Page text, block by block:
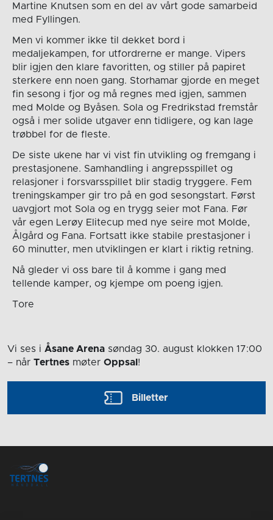
Martine Knutsen som en del av vårt gode samarbeid
med Fyllingen.
Men vi kommer ikke til dekket bord i
medaljekampen, for utfordrerne er mange. Vipers
blir igjen den klare favoritten, og stiller på papiret
sterkere enn noen gang. Storhamar gjorde en meget
fin sesong i fjor og må regnes med igjen, sammen
med Molde og Byåsen. Sola og Fredrikstad fremstår
også i mer solide utgaver enn tidligere, og kan lage
trøbbel for de fleste.
De siste ukene har vi vist fin utvikling og fremgang i
prestasjonene. Samhandling i angrepsspillet og
relasjoner i forsvarsspillet blir stadig tryggere. Fem
treningskamper gir tro på en god sesongstart. Først
uavgjort mot Sola og en trygg seier mot Fana. Før
vår egen Lerøy Elitecup med nye seire mot Molde,
Ålgård og Fana. Fortsatt ikke stabile prestasjoner i
60 minutter, men utviklingen er klart i riktig retning.
Nå gleder vi oss bare til å komme i gang med
tellende kamper, og kjempe om poeng igjen.
Tore
Vi ses i Åsane Arena søndag 30. august klokken 17:00
– når Tertnes møter Oppsal !
Billetter